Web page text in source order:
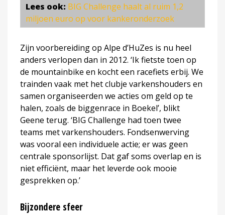
Lees ook: BIG Challenge haalt al ruim 1,2
miljoen euro op voor kankeronderzoek
Zijn voorbereiding op Alpe d’HuZes is nu heel
anders verlopen dan in 2012. ‘Ik fietste toen op
de mountainbike en kocht een racefiets erbij. We
trainden vaak met het clubje varkenshouders en
samen organiseerden we acties om geld op te
halen, zoals de biggenrace in Boekel’, blikt
Geene terug. ‘BIG Challenge had toen twee
teams met varkenshouders. Fondsenwerving
was vooral een individuele actie; er was geen
centrale sponsorlijst. Dat gaf soms overlap en is
niet efficiënt, maar het leverde ook mooie
gesprekken op.’
Bijzondere sfeer